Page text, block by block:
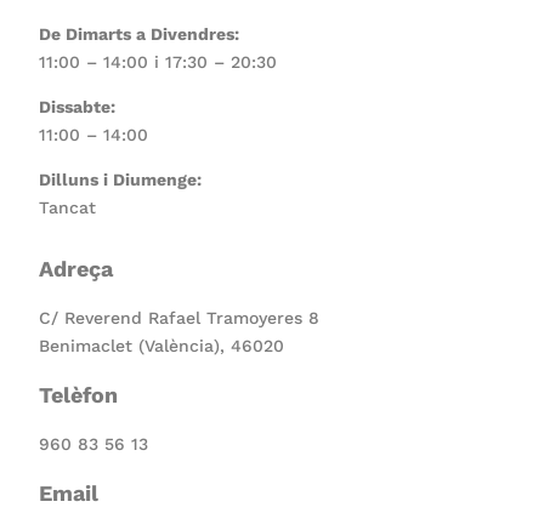
De Dimarts a Divendres:
11:00 – 14:00 i 17:30 – 20:30
Dissabte:
11:00 – 14:00
Dilluns i Diumenge:
Tancat
Adreça
C/ Reverend Rafael Tramoyeres 8
Benimaclet (València), 46020
Telèfon
960 83 56 13
Email